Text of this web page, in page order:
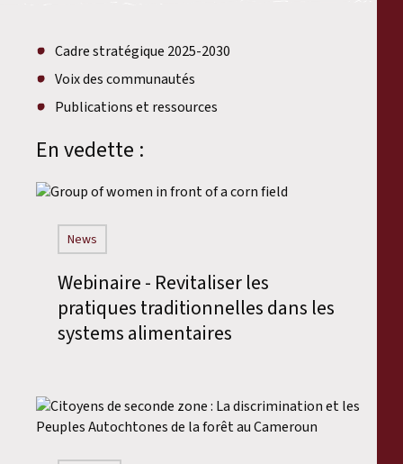
Cadre stratégique 2025-2030
Voix des communautés
Publications et ressources
En vedette :
News
Webinaire - Revitaliser les
pratiques traditionnelles dans les
systems alimentaires